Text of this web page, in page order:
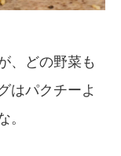
、どの野菜も
はパクチーよ
。